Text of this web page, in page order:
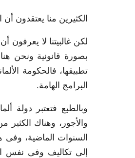
الكثيرين منا يعتقدون
لكن غالبيتنا لا يعرفون
بصورة قانونية ونحن
البرامج الهامة.
وبالطبع فتعتبر دولة
والأجور، وهناك
السنوات الماضية، وفى
إلى تكاليف وفى نفس